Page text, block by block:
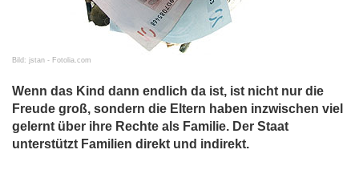
Bild: jstan - Fotolia.com
Wenn das Kind dann endlich da ist, ist nicht nur die
Freude groß, sondern die Eltern haben inzwischen viel
gelernt über ihre Rechte als Familie. Der Staat
unterstützt Familien direkt und indirekt.